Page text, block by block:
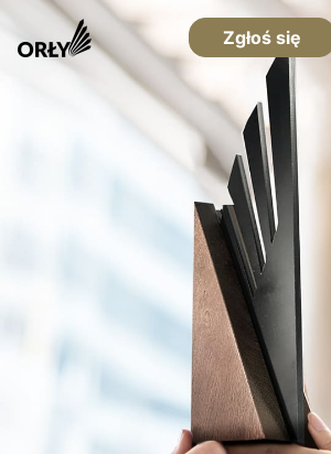
Zgłoś się